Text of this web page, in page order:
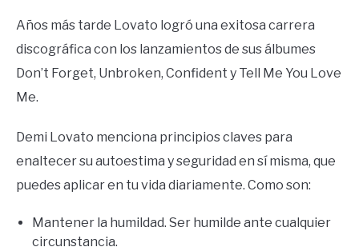
Años más tarde Lovato logró una exitosa carrera
discográfica con los lanzamientos de sus álbumes
Don’t Forget, Unbroken, Confident y Tell Me You Love
Me.
Demi Lovato menciona principios claves para
enaltecer su autoestima y seguridad en sí misma, que
puedes aplicar en tu vida diariamente. Como son:
Mantener la humildad. Ser humilde ante cualquier
circunstancia.